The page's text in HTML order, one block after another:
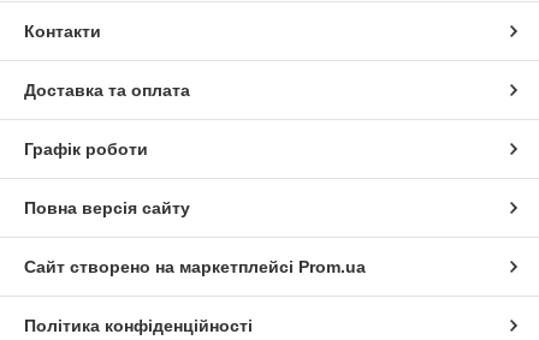
Контакти
Доставка та оплата
Графік роботи
Повна версія сайту
Сайт створено на маркетплейсі Prom.ua
Політика конфіденційності